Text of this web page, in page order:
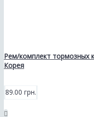
Рем/комплект тормозных
Корея
89.00 грн.